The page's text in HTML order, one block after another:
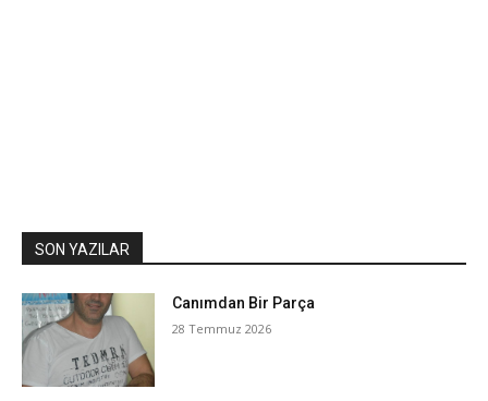
SON YAZILAR
Canımdan Bir Parça
28 Temmuz 2026